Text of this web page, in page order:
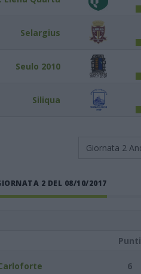
Selargius
Seulo 2010
Siliqua
Giornata 2
2 DEL 08/10/2017
Punti
6